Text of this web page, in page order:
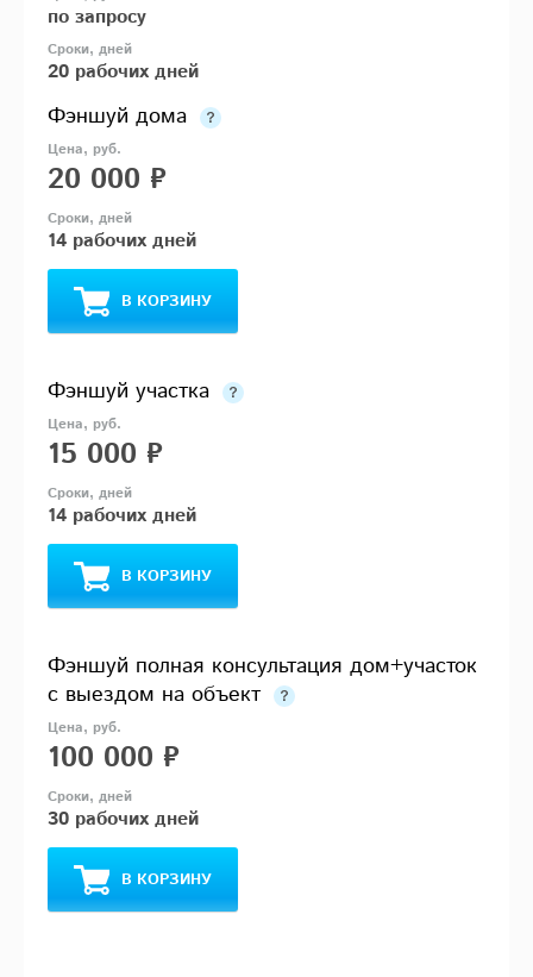
по запросу
20 рабочих дней
Фэншуй дома
20 000 ₽
14 рабочих дней
В КОРЗИНУ
Фэншуй участка
15 000 ₽
14 рабочих дней
В КОРЗИНУ
Фэншуй полная консультация дом+участок
с выездом на объект
100 000 ₽
30 рабочих дней
В КОРЗИНУ